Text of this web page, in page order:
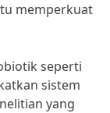
memperkuat
seperti
sistem
yang